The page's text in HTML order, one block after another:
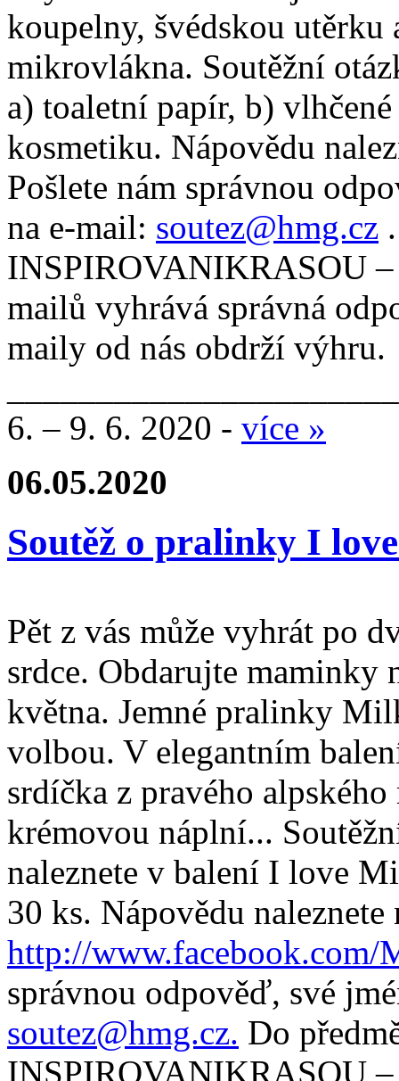
koupelny, švédskou utěrku
mikrovlákna. Soutěžní
a) toaletní papír, b)
kosmetiku. Nápovědu
Pošlete nám správnou
na e-mail: soutez@hmg.cz
INSPIROVANIKRASOU
mailů vyhrává správná
maily od nás obdrží výhru.
6. – 9. 6. 2020 - více »
06.05.2020
Soutěž o pralinky I
Pět z vás může vyhrát po
srdce. Obdarujte maminky
května. Jemné pralinky
volbou. V elegantním
srdíčka z pravého
krémovou náplní...
naleznete v balení I love
30 ks. Nápovědu naleznete
http://www.facebook.com/
správnou odpověď, své
soutez@hmg.cz. Do
INSPIROVANIKRASOU